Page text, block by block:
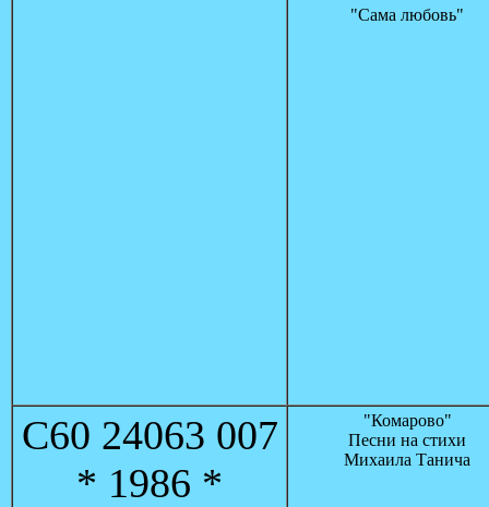
"Сама любовь"
С60 24063 007
* 1986 *
"Комарово"
Песни на стихи
Михаила Танича